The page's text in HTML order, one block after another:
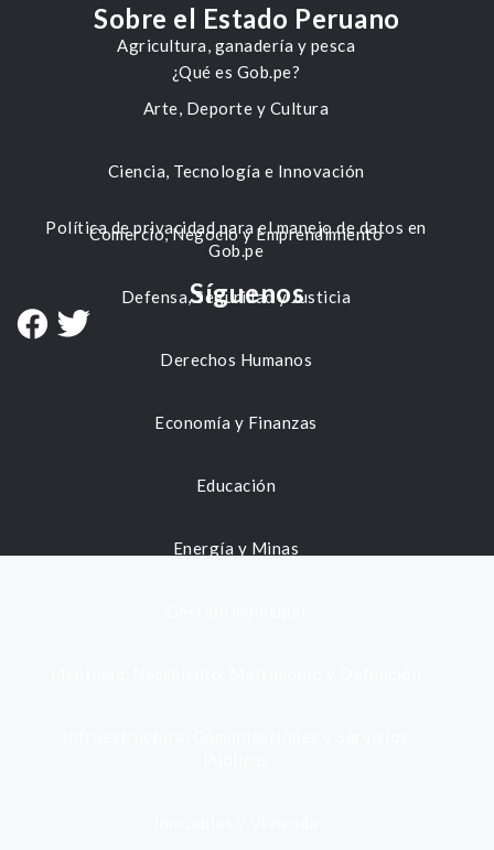
Agricultura, ganadería y pesca
Arte, Deporte y Cultura
Ciencia, Tecnología e Innovación
Comercio, Negocio y Emprendimiento
Defensa, Seguridad y Justicia
Derechos Humanos
Economía y Finanzas
Educación
Energía y Minas
Sobre el Estado Peruano
¿Qué es Gob.pe?
Política de privacidad para el manejo de datos en
Gob.pe
Síguenos